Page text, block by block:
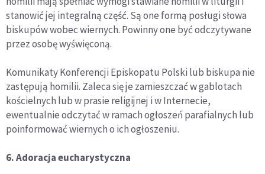
stanowić jej integralną część. Są one formą posługi słowa
biskupów wobec wiernych. Powinny one być odczytywane
przez osobę wyświęconą.
Komunikaty Konferencji Episkopatu Polski lub biskupa nie
zastępują homilii. Zaleca się je zamieszczać w gablotach
kościelnych lub w prasie religijnej i w Internecie,
ewentualnie odczytać w ramach ogłoszeń parafialnych lub
poinformować wiernych o ich ogłoszeniu.
6. Adoracja eucharystyczna